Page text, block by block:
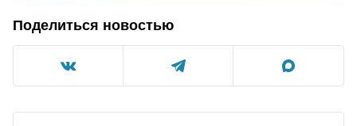
Поделиться новостью